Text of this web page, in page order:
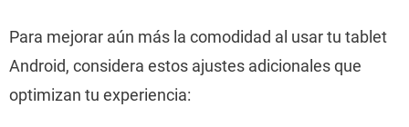
Para mejorar aún más la comodidad al usar tu tablet
Android, considera estos ajustes adicionales que
optimizan tu experiencia: